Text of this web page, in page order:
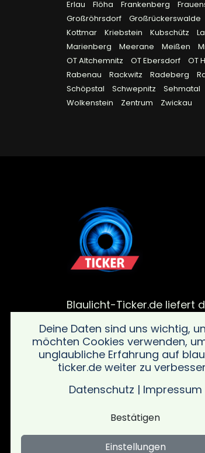
Erlau
Flöha Frankenberg
Großröhrsdorf
Großrückerswalde
Kottmar
Kriebstein Kubschütz
Marienberg
Meerane Meißen
OT Altchemnitz
OT Ebersdorf OT
Rabenau
Rackwitz Radeberg
Schöpstal
Schwepnitz Sehmatal
Wolkenstein
Zentrum Zwickau
Blaulicht-Ticker.de liefert
Polizei, Feuerwehr und von
Rettungsdiensteinsätze.
informiert über alle
Vorfälle in deiner Region
schnellen und verlässlichen
Updates sowie wichtigen
Deine Daten sind uns wichtig,
möchten Cookies verwenden,
unglaubliche Erfahrung auf
ticker.de weiter zu
Datenschutz | Impressum
Bestätigen
Einstellungen